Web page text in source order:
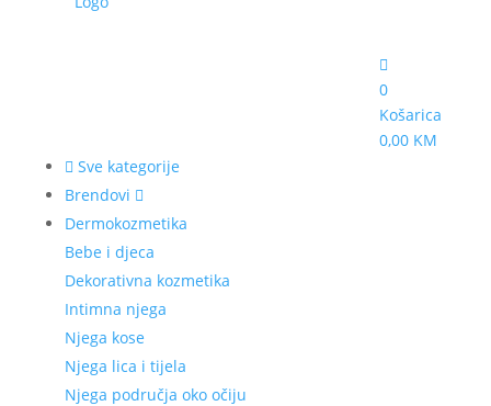
0
Košarica
0,00 KM
Sve kategorije
Brendovi
Dermokozmetika
Bebe i djeca
Dekorativna kozmetika
Intimna njega
Njega kose
Njega lica i tijela
Njega područja oko očiju